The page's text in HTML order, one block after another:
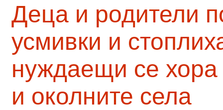
Деца и родители
усмивки и
нуждаещи се
и околните села